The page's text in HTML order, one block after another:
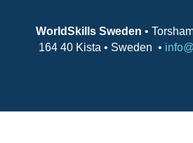
WorldSkills Sweden •
164 40 Kista • Sweden •